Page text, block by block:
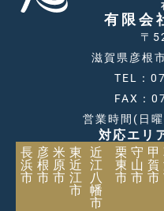
有限会
〒
滋賀県彦根
TEL：
FAX：
営業時間(日
対応エリ
長
浜
市
彦
根
市
米
原
市
東
近
江
市
近
江
八
幡
市
栗
東
市
守
山
市
甲
賀
市